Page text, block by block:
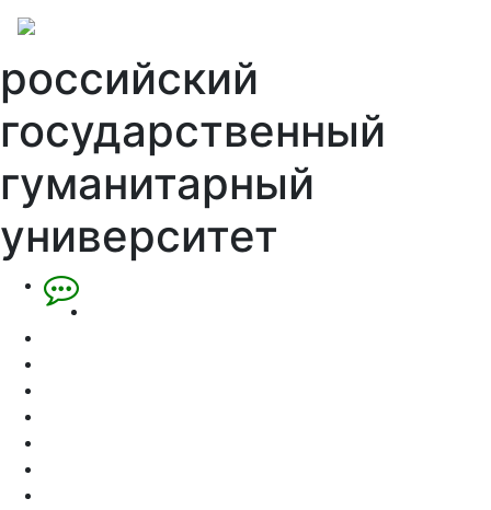
российский
государственный
гуманитарный
университет